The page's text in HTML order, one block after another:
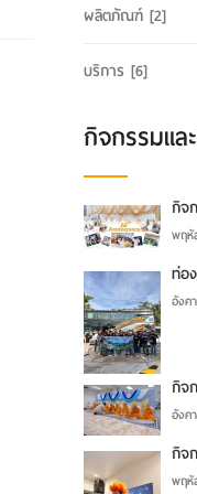
ผลิตภัณฑ์ [2]
บริการ [6]
กิจกรรมแล
กิจ
พฤหั
ท่อ
อังค
กิจ
อังค
กิจ
พฤหั